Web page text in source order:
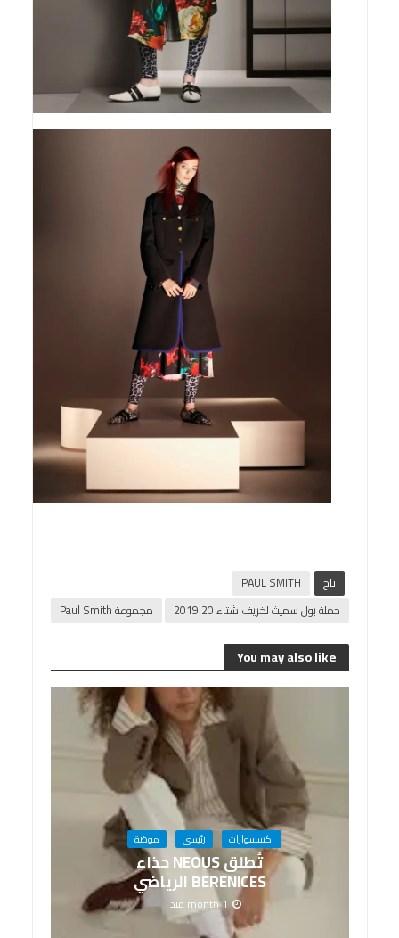
تاج
PAUL SMITH
حملة بول سميث لخريف شتاء 2019.20
مجموعة Paul Smith
You may also like
اكسسوارات رئيسى موضة
تُطلق NEOUS حذاء
BERENICES الرياضي
1 month منذ